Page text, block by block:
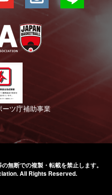
ツ庁補助事業
の無断での複製・転載を禁止します。
All Rights Reserved.